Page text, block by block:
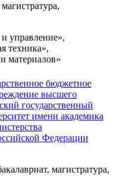
управление»,
техника»,
материалов»
бюджетное
высшего
государственный
имени академика
Федерации
магистратура,